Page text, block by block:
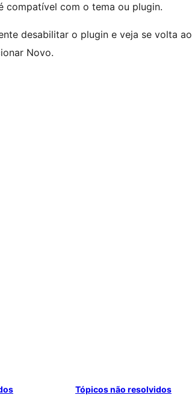
compatível com o tema ou plugin.
desabilitar o plugin e veja se volta ao
Novo.
Tópicos não resolvidos